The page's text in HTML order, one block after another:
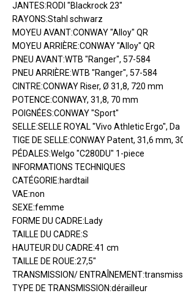
JANTES:RODI "Blackrock 23"
RAYONS:Stahl schwarz
MOYEU AVANT:CONWAY "Alloy" QR
MOYEU ARRIÈRE:CONWAY "Alloy" QR
PNEU AVANT:WTB "Ranger", 57-584
PNEU ARRIÈRE:WTB "Ranger", 57-584
CINTRE:CONWAY Riser, Ø 31,8, 720 mm
POTENCE:CONWAY, 31,8, 70 mm
POIGNÉES:CONWAY "Sport"
SELLE:SELLE ROYAL "Vivo Athletic Ergo", Da
TIGE DE SELLE:CONWAY Patent, 31,6 mm,
PÉDALES:Welgo "C280DU" 1-piece
INFORMATIONS TECHNIQUES
CATÉGORIE:hardtail
VAE:non
SEXE:femme
FORME DU CADRE:Lady
TAILLE DU CADRE:S
HAUTEUR DU CADRE:41 cm
TAILLE DE ROUE:27,5"
TRANSMISSION/
TYPE DE TRANSMISSION:dérailleur